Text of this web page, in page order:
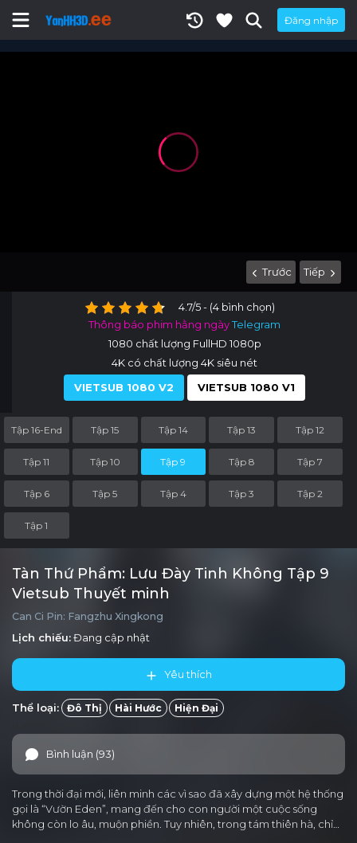
Đăng nhập
Trước Tiếp
4.7/5 - (4 bình chọn)
Thông báo phim hằng ngàyTelegram
1080 chất lượng FullHD 1080p
4K có chất lượng 4K siêu nét
VIETSUB 1080 V2
VIETSUB 1080 V1
Tập 16-End Tập 15 Tập 14 Tập 13 Tập 12
Tập 11 Tập 10 Tập 9 Tập 8 Tập 7
Tập 6 Tập 5 Tập 4 Tập 3 Tập 2
Tập 1
Tàn Thứ Phẩm: Lưu Đày Tinh Không Tập 9
Vietsub Thuyết minh
Can Ci Pin: Fangzhu Xingkong
Lịch chiếu:Đang cập nhật
Yêu thích
Thể loại: Đô Thị Hài Hước Hiện Đại
Bình luận (93)
Trong thời đại mới, liên minh các vì sao đã xây dựng một hệ thống
gọi là “Vườn Eden”, mang đến cho con người một cuộc sống
không còn lo âu, muộn phiền. Tuy nhiên, trong tám thiên hà, chỉ…